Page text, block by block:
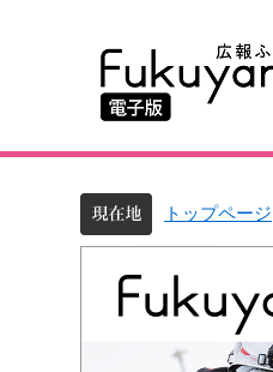
トップページ